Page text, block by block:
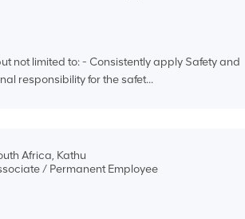
not limited to: - Consistently apply Safety and
responsibility for the safet...
Africa, Kathu
/ Permanent Employee